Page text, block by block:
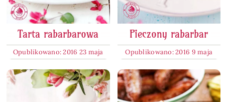
Tarta rabarbarowa
Opublikowano: 2016 23 maja
Pieczony rabarbar
Opublikowano: 2016 9 maja